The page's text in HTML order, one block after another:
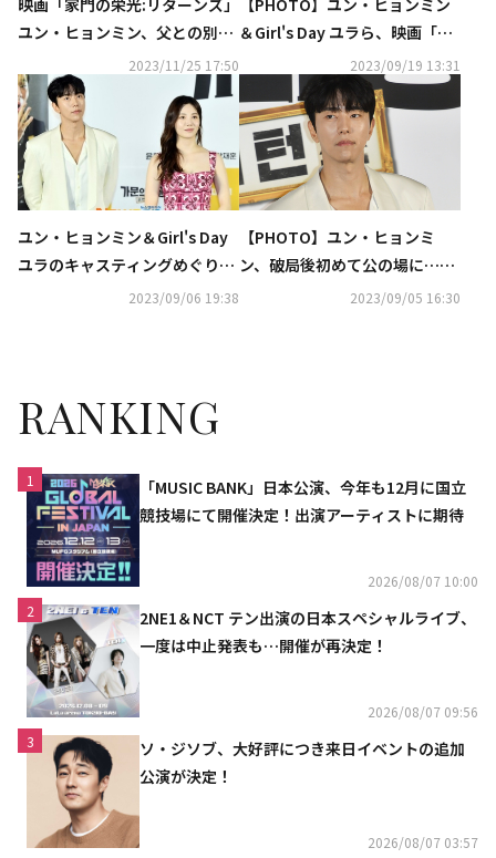
映画「家門の栄光:リターンズ」
ユン・ヒョンミン、父との別れ
や破局に言及“仕事に最善を尽
くしたい”
2023/11/25 17:50
【PHOTO】ユン・ヒョンミン
＆Girl's Day ユラら、映画「家
門の栄光:リターンズ」マスコミ
向け試写会に出席
2023/09/19 13:31
ユン・ヒョンミン＆Girl's Day
ユラのキャスティングめぐり爆
弾発言！？映画「家門の栄光:リ
2023/09/06 19:38
【PHOTO】ユン・ヒョンミ
ン、破局後初めて公の場に…Gi
rl's Day ユラ＆秋山成勲らと映
2023/09/05 16:30
RANKING
1
「MUSIC BANK」日本公演、今年も12月に国立
競技場にて開催決定！出演アーティストに期待
2026/08/07 10:00
2
2NE1＆NCT テン出演の日本スペシャルライブ、
一度は中止発表も…開催が再決定！
2026/08/07 09:56
3
ソ・ジソブ、大好評につき来日イベントの追加
公演が決定！
2026/08/07 03:57